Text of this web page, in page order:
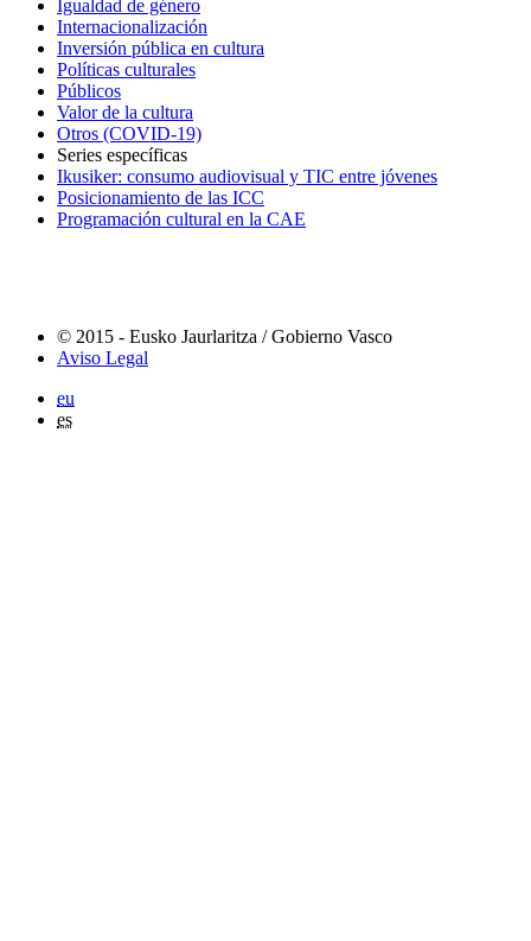
Igualdad de género
Internacionalización
Inversión pública en cultura
Políticas culturales
Públicos
Valor de la cultura
Otros (COVID-19)
Series específicas
Ikusiker: consumo audiovisual y TIC entre jóvenes
Posicionamiento de las ICC
Programación cultural en la CAE
© 2015 - Eusko Jaurlaritza / Gobierno Vasco
Aviso Legal
eu
es